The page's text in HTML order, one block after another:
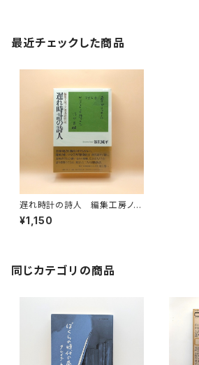
最近チェックした商品
遅れ時計の詩人 編集工房ノア
著者追悼記
¥1,150
同じカテゴリの商品